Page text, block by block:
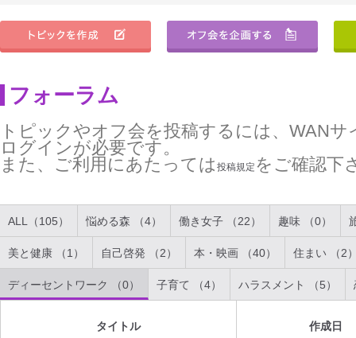
フォーラム
トピックやオフ会を投稿するには、WAN
ログインが必要です。
また、ご利用にあたっては 投稿規定 をご確認下
ALL（105） 悩める森 （4） 働き女子 （22） 趣味 （0）
美と健康 （1） 自己啓発 （2） 本・映画 （40） 住まい （2
ディーセントワーク （0） 子育て （4） ハラスメント （5）
タイトル 作成日